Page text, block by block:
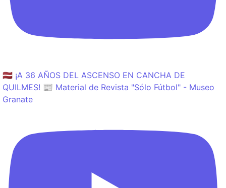
🇱🇻 ¡A 36 AÑOS DEL ASCENSO EN CANCHA DE
QUILMES! 📰 Material de Revista "Sólo Fútbol" - Museo
Granate